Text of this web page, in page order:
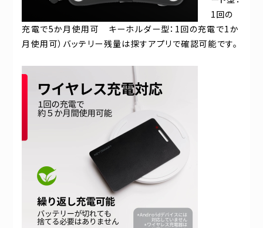
1回の
充電で5か月使用可 キーホルダー型：1回の充電で1か
月使用可）バッテリー残量は探すアプリで確認可能です。